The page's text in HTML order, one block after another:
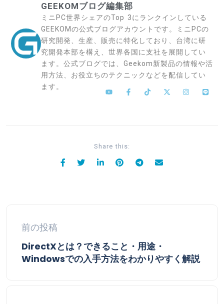
GEEKOMブログ編集部
ミニPC世界シェアのTop 3にランクインしている
GEEKOMの公式ブログアカウントです。ミニPCの
研究開発、生産、販売に特化しており、台湾に研
究開発本部を構え、世界各国に支社を展開してい
ます。公式ブログでは、Geekom新製品の情報や活
用方法、お役立ちのテクニックなどを配信してい
ます。
Share this:
前の投稿
DirectXとは？できること・用途・
Windowsでの入手方法をわかりやすく解説